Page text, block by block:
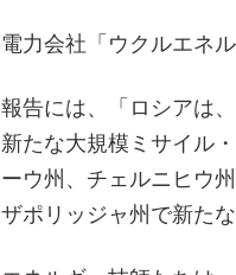
電力会社「ウクルエネ
報告には、「ロシアは
新たな大規模ミサイル
ーウ州、チェルニヒウ
ザポリッジャ州で新た